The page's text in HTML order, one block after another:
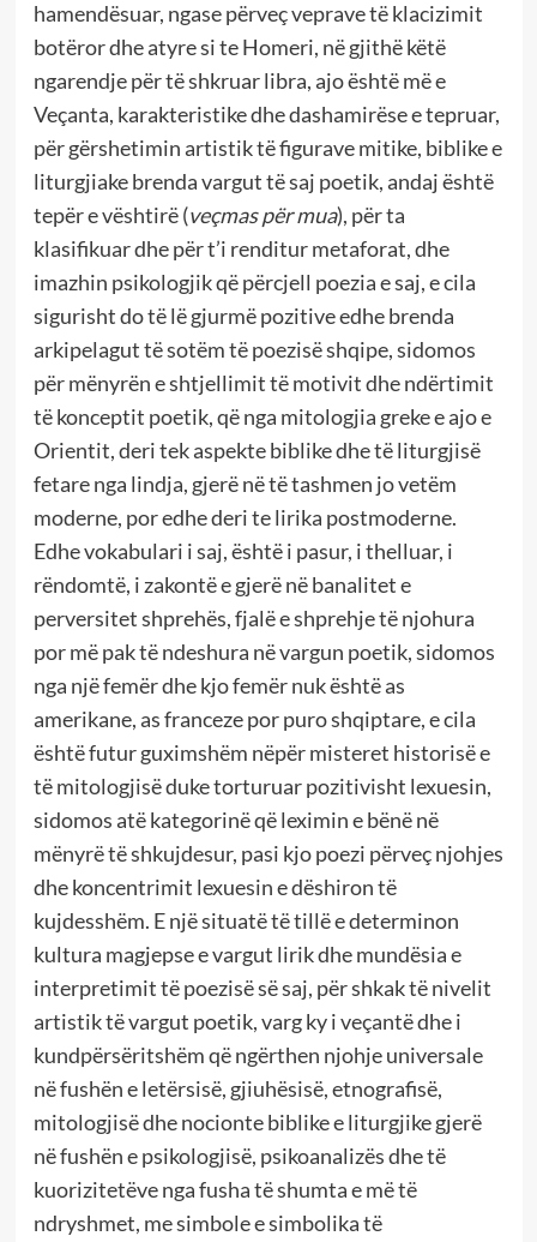
hamendësuar, ngase përveç veprave të klacizimit
botëror dhe atyre si te Homeri, në gjithë këtë
ngarendje për të shkruar libra, ajo është më e
Veçanta, karakteristike dhe dashamirëse e tepruar,
për gërshetimin artistik të figurave mitike, biblike e
liturgjiake brenda vargut të saj poetik, andaj është
tepër e vështirë (veçmas për mua), për ta
klasifikuar dhe për t’i renditur metaforat, dhe
imazhin psikologjik që përcjell poezia e saj, e cila
sigurisht do të lë gjurmë pozitive edhe brenda
arkipelagut të sotëm të poezisë shqipe, sidomos
për mënyrën e shtjellimit të motivit dhe ndërtimit
të konceptit poetik, që nga mitologjia greke e ajo e
Orientit, deri tek aspekte biblike dhe të liturgjisë
fetare nga lindja, gjerë në të tashmen jo vetëm
moderne, por edhe deri te lirika postmoderne.
Edhe vokabulari i saj, është i pasur, i thelluar, i
rëndomtë, i zakontë e gjerë në banalitet e
perversitet shprehës, fjalë e shprehje të njohura
por më pak të ndeshura në vargun poetik, sidomos
nga një femër dhe kjo femër nuk është as
amerikane, as franceze por puro shqiptare, e cila
është futur guximshëm nëpër misteret historisë e
të mitologjisë duke torturuar pozitivisht lexuesin,
sidomos atë kategorinë që leximin e bënë në
mënyrë të shkujdesur, pasi kjo poezi përveç njohjes
dhe koncentrimit lexuesin e dëshiron të
kujdesshëm. E një situatë të tillë e determinon
kultura magjepse e vargut lirik dhe mundësia e
interpretimit të poezisë së saj, për shkak të nivelit
artistik të vargut poetik, varg ky i veçantë dhe i
kundpërsëritshëm që ngërthen njohje universale
në fushën e letërsisë, gjiuhësisë, etnografisë,
mitologjisë dhe nocionte biblike e liturgjike gjerë
në fushën e psikologjisë, psikoanalizës dhe të
kuorizitetëve nga fusha të shumta e më të
ndryshmet, me simbole e simbolika të